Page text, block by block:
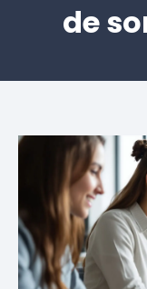
de